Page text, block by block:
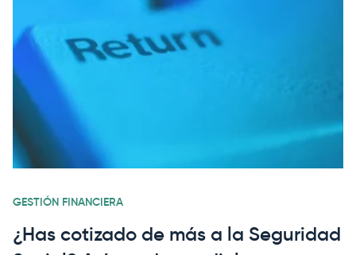
GESTIÓN FINANCIERA
¿Has cotizado de más a la Seguridad